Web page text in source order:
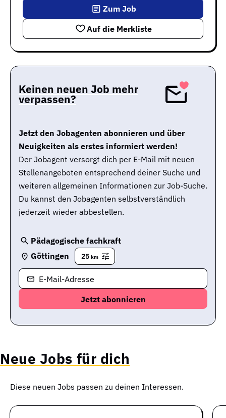
Auf die Merkliste
Zum Job
Keinen neuen Job mehr
verpassen?
Jetzt den Jobagenten abonnieren und über
Neuigkeiten als erstes informiert werden!
Der Jobagent versorgt dich per E-Mail mit neuen
Stellenangeboten entsprechend deiner Suche und
weiteren allgemeinen Informationen zur Job-Suche.
Du kannst den Jobagenten selbstverständlich
jederzeit wieder abbestellen.
Pädagogische fachkraft
Göttingen
25 km
E-Mail-Adresse
Neue Jobs für dich
Diese neuen Jobs passen zu deinen Interessen.